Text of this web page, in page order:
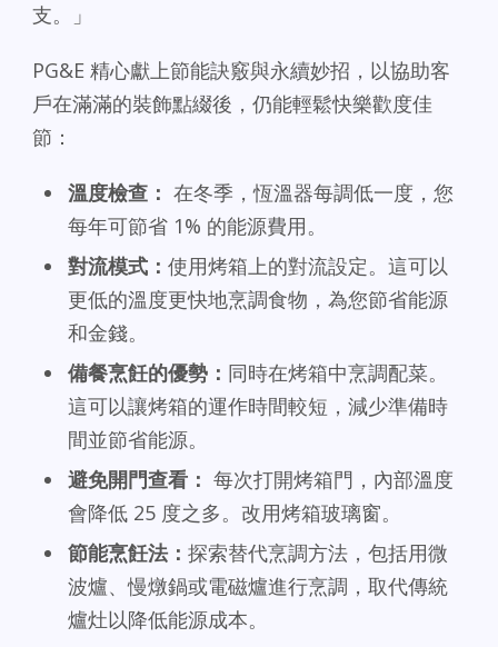
支。」
PG&E 精心獻上節能訣竅與永續妙招，以協助客
戶在滿滿的裝飾點綴後，仍能輕鬆快樂歡度佳
節：
溫度檢查： 在冬季，恆溫器每調低一度，您
每年可節省 1% 的能源費用。
對流模式： 使用烤箱上的對流設定。這可以
更低的溫度更快地烹調食物，為您節省能源
和金錢。
備餐烹飪的優勢： 同時在烤箱中烹調配菜。
這可以讓烤箱的運作時間較短，減少準備時
間並節省能源。
避免開門查看： 每次打開烤箱門，內部溫度
會降低 25 度之多。改用烤箱玻璃窗。
節能烹飪法： 探索替代烹調方法，包括用微
波爐、慢燉鍋或電磁爐進行烹調，取代傳統
爐灶以降低能源成本。